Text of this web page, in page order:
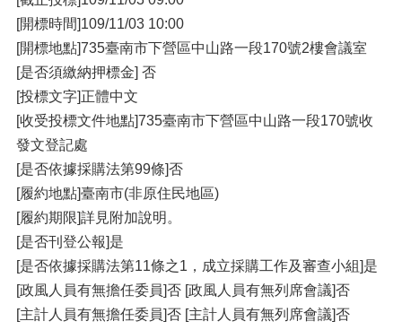
[開標時間]109/11/03 10:00
[開標地點]735臺南市下營區中山路一段170號2樓會議室
[是否須繳納押標金] 否
[投標文字]正體中文
[收受投標文件地點]735臺南市下營區中山路一段170號收
發文登記處
[是否依據採購法第99條]否
[履約地點]臺南市(非原住民地區)
[履約期限]詳見附加說明。
[是否刊登公報]是
[是否依據採購法第11條之1，成立採購工作及審查小組]是
[政風人員有無擔任委員]否 [政風人員有無列席會議]否
[主計人員有無擔任委員]否 [主計人員有無列席會議]否